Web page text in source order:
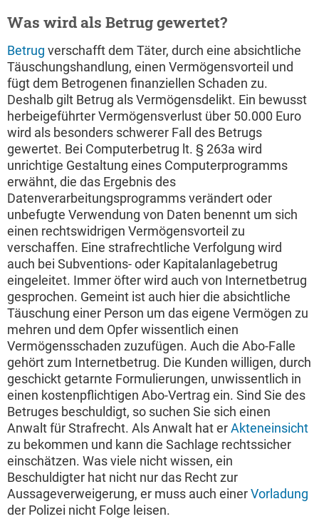
Was wird als Betrug gewertet?
Betrug verschafft dem Täter, durch eine absichtliche
Täuschungshandlung, einen Vermögensvorteil und
fügt dem Betrogenen finanziellen Schaden zu.
Deshalb gilt Betrug als Vermögensdelikt. Ein bewusst
herbeigeführter Vermögensverlust über 50.000 Euro
wird als besonders schwerer Fall des Betrugs
gewertet. Bei Computerbetrug lt. § 263a wird
unrichtige Gestaltung eines Computerprogramms
erwähnt, die das Ergebnis des
Datenverarbeitungsprogramms verändert oder
unbefugte Verwendung von Daten benennt um sich
einen rechtswidrigen Vermögensvorteil zu
verschaffen. Eine strafrechtliche Verfolgung wird
auch bei Subventions- oder Kapitalanlagebetrug
eingeleitet. Immer öfter wird auch von Internetbetrug
gesprochen. Gemeint ist auch hier die absichtliche
Täuschung einer Person um das eigene Vermögen zu
mehren und dem Opfer wissentlich einen
Vermögensschaden zuzufügen. Auch die Abo-Falle
gehört zum Internetbetrug. Die Kunden willigen, durch
geschickt getarnte Formulierungen, unwissentlich in
einen kostenpflichtigen Abo-Vertrag ein. Sind Sie des
Betruges beschuldigt, so suchen Sie sich einen
Anwalt für Strafrecht. Als Anwalt hat erAkteneinsicht
zu bekommen und kann die Sachlage rechtssicher
einschätzen. Was viele nicht wissen, ein
Beschuldigter hat nicht nur das Recht zur
Aussageverweigerung, er muss auch einerVorladung
der Polizei nicht Folge leisen.